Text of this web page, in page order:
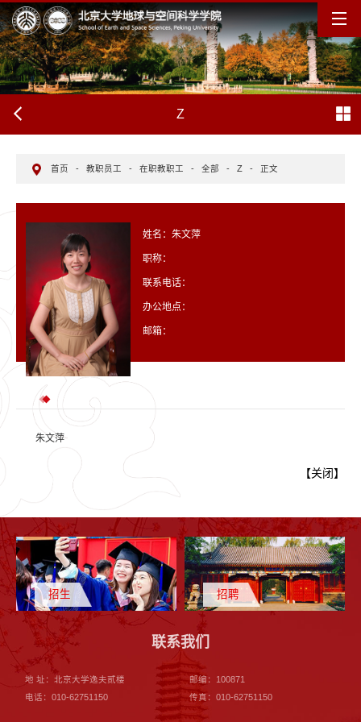
Z
首页 - 教职员工 - 在职教职工 - 全部 - Z - 正文
姓名：朱文萍
职称：
联系电话：
办公地点：
邮箱：
朱文萍
【关闭】
招生 招聘
联系我们
地 址：北京大学逸夫贰楼
邮编：100871
电话：010-62751150
传真：010-62751150